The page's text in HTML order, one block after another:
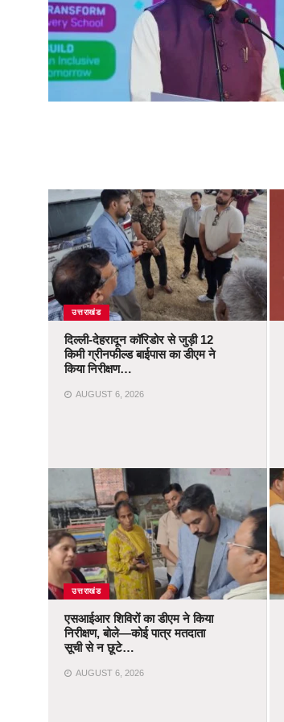
उत्तराखंड
दिल्ली-देहरादून कॉरिडोर से जुड़ी 12
किमी ग्रीनफील्ड बाईपास का डीएम ने
किया निरीक्षण…
AUGUST 6, 2026
उत्तराखंड
एसआईआर शिविरों का डीएम ने किया
निरीक्षण, बोले—कोई पात्र मतदाता
सूची से न छूटे…
AUGUST 6, 2026